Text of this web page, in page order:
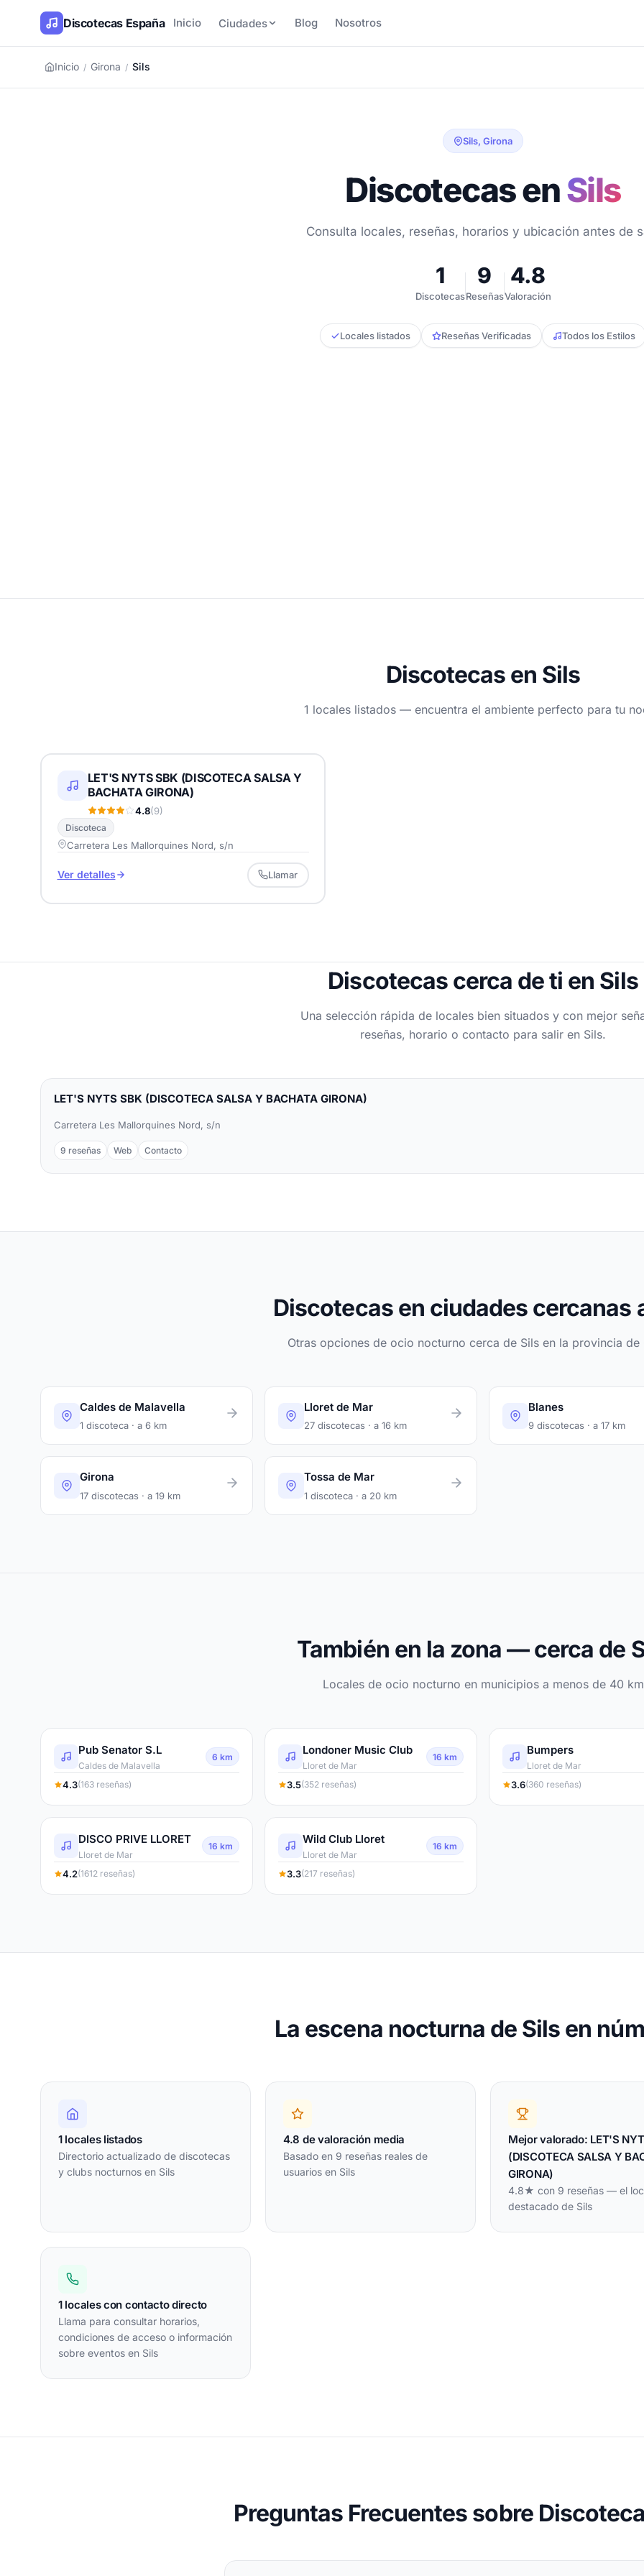
Discotecas España Inicio Ciudades Blog Nosotros
Inicio / Girona / Sils
Sils, Girona
Discotecas enSils
Consulta locales, reseñas, horarios y ubicación antes de
1
Discotecas
9
Reseñas
4.8
Valoración
Locales listados Reseñas Verificadas Todos los Estilos
Discotecas en Sils
1 locales listados — encuentra el ambiente perfecto para tu
LET'S NYTS SBK (DISCOTECA SALSA Y
BACHATA GIRONA)
4.8(9)
Discoteca
Carretera Les Mallorquines Nord, s/n
Ver detalles Llamar
Discotecas cerca de ti en Sils
Una selección rápida de locales bien situados y con mejor
reseñas, horario o contacto para salir en Sils.
LET'S NYTS SBK (DISCOTECA SALSA Y BACHATA GIRONA)
Carretera Les Mallorquines Nord, s/n
9 reseñas Web Contacto
Discotecas en ciudades cercanas
Otras opciones de ocio nocturno cerca de Sils en la provincia de
Caldes de Malavella
1 discoteca · a 6 km
Lloret de Mar
27 discotecas · a 16 km
Blanes
9 discotecas · a 17 km
Girona
17 discotecas · a 19 km
Tossa de Mar
1 discoteca · a 20 km
También en la zona — cerca de
Locales de ocio nocturno en municipios a menos de 40 km
Pub Senator S.L
Caldes de Malavella
6 km
4.3(163 reseñas)
Londoner Music Club
Lloret de Mar
16 km
3.5(352 reseñas)
Bumpers
Lloret de Mar
3.6(360 reseñas)
DISCO PRIVE LLORET
Lloret de Mar
16 km
4.2(1612 reseñas)
Wild Club Lloret
Lloret de Mar
16 km
3.3(217 reseñas)
La escena nocturna de Sils en
1 locales listados
Directorio actualizado de discotecas
y clubs nocturnos en Sils
4.8 de valoración media
Basado en 9 reseñas reales de
usuarios en Sils
Mejor valorado: LET'S
(DISCOTECA SALSA Y
GIRONA)
4.8★ con 9 reseñas — el
destacado de Sils
1 locales con contacto directo
Llama para consultar horarios,
condiciones de acceso o información
sobre eventos en Sils
Preguntas Frecuentes sobre